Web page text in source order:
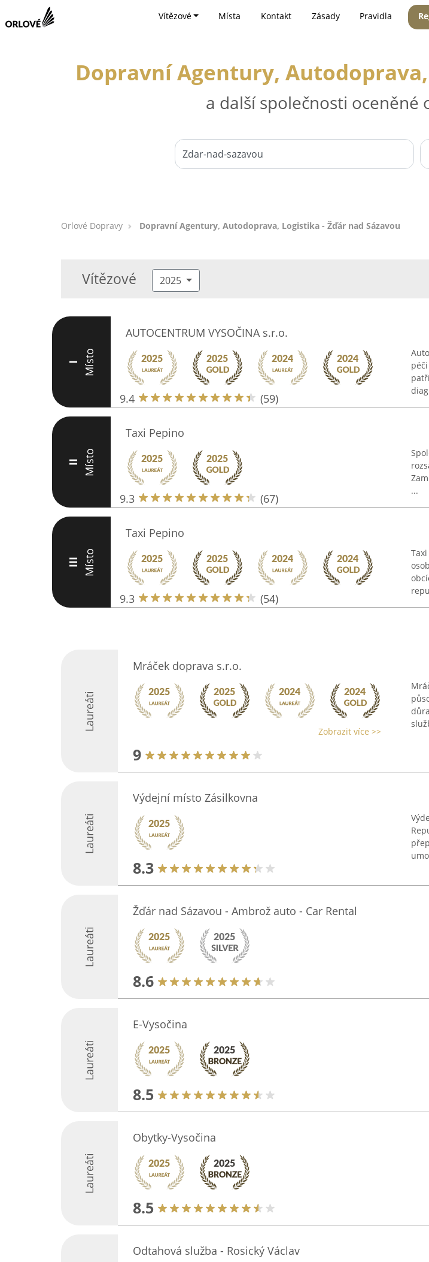
Vítězové Místa Kontakt Zásady Pravidla
Dopravní Agentury,
a další společnosti oceněné
Orlové Dopravy Dopravní Agentury, Autodoprava, Logistika - Žďár nad Sázavou
Vítězové 2025
I Místo
AUTOCENTRUM VYSOČINA s.r.o.
9.4 (59)
II Místo
Taxi Pepino
9.3 (67)
...
III Místo
Taxi Pepino
9.3 (54)
Laureáti
Mráček doprava s.r.o.
Zobrazit více >>
9
Laureáti
Výdejní místo Zásilkovna
8.3
Laureáti
Žďár nad Sázavou - Ambrož auto - Car Rental
8.6
Laureáti
E-Vysočina
8.5
Laureáti
Obytky-Vysočina
8.5
Odtahová služba - Rosický Václav